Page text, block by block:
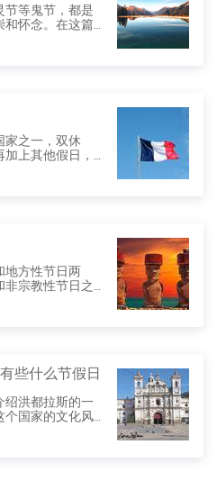
节等鬼节，都是
和怀念。在这篇
家之一，双休
上其他假日，
地方性节日两
宗教性节日之
些什么节假日
绍洪都拉斯的一
个国家的文化风